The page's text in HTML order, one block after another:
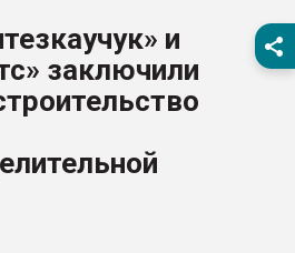
28.07.2026
ситуацией на
Всё, что касается
и
заключили